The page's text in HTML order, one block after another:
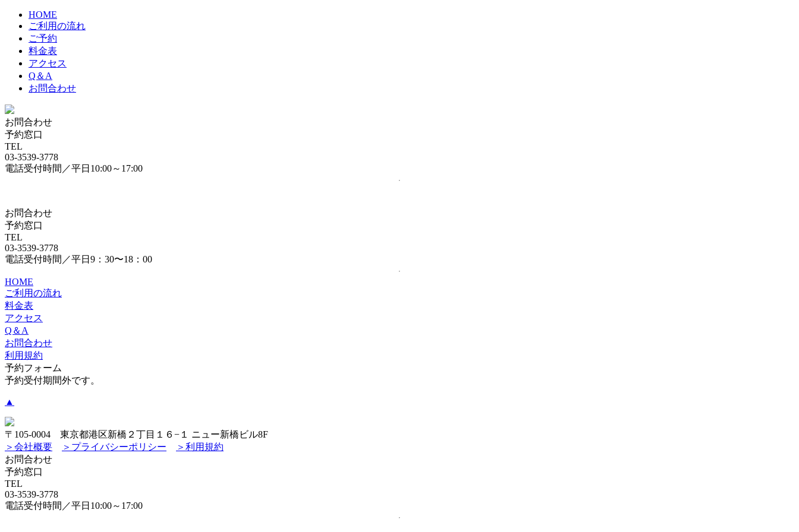
HOME
ご利用の流れ
ご予約
料金表
アクセス
Q＆A
お問合わせ
お問合わせ
予約窓口
TEL
03-3539-3778
電話受付時間／平日10:00～17:00
お問合わせ
予約窓口
TEL
03-3539-3778
電話受付時間／平日9：30〜18：00
HOME
ご利用の流れ
料金表
アクセス
Q＆A
お問合わせ
利用規約
予約フォーム
予約受付期間外です。
▲
〒105-0004 東京都港区新橋２丁目１６−１ ニュー新橋ビル8F
＞会社概要
＞プライバシーポリシー
＞利用規約
お問合わせ
予約窓口
TEL
03-3539-3778
電話受付時間／平日10:00～17:00